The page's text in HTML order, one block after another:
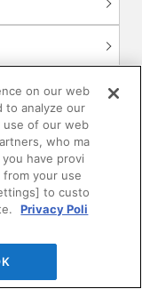
on our web
to analyze our
use of our web
who ma
have provi
your use
to custo
Privacy Poli